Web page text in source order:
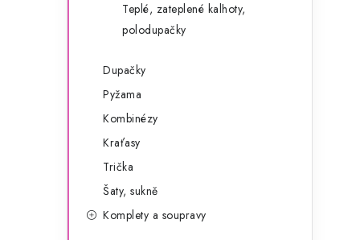
Teplé, zateplené kalhoty,
polodupačky
Dupačky
Pyžama
Kombinézy
Kraťasy
Trička
Šaty, sukně
Komplety a soupravy